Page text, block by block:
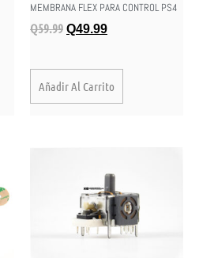
MEMBRANA FLEX PARA CONTROL PS4
Q59.99 Q49.99
Añadir Al Carrito